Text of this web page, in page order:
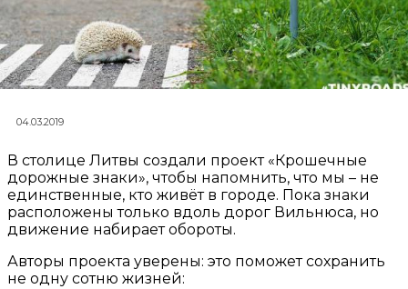
04.03.2019
В столице Литвы создали проект «Крошечные
дорожные знаки», чтобы напомнить, что мы – не
единственные, кто живёт в городе. Пока знаки
расположены только вдоль дорог Вильнюса, но
движение набирает обороты.
Авторы проекта уверены: это поможет сохранить
не одну сотню жизней: